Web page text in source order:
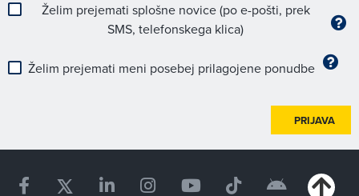
Želim prejemati splošne novice (po e-pošti, prek
SMS, telefonskega klica)
Želim prejemati meni posebej prilagojene ponudbe
PRIJAVA